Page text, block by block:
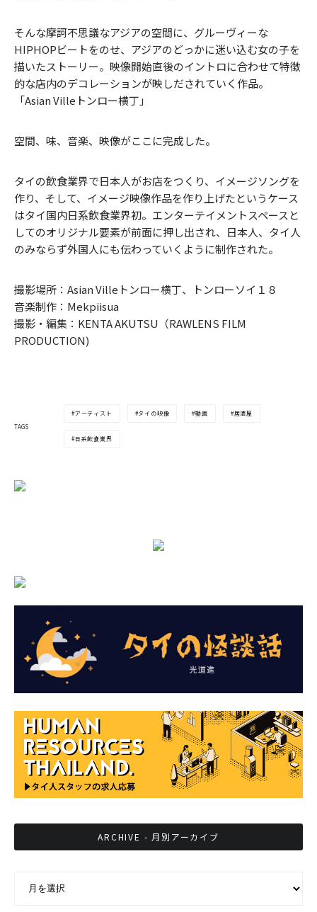
そんな摩訶不思議なアジアの空間に、グルーヴィーな
HIPHOPビートをのせ、アジアのどっかに迷い込む女の子を
描いたストーリー。映像開始直後のイントロに合わせて特徴
的な店内のデコレーションが映しだされていく作品。
「Asian Villeトンロー横丁」
空間、味、音楽、映像がここに完成した。
タイの飲食業界で日本人がお店をつくり、イメージソングを
作り、そして、イメージ映像作品を作り上げたというケース
はタイ国内日系飲食業界初。エンターテイメントスペースと
してのオリジナル要素が前面に押し出され、日本人、タイ人
のみならず外国人にも伝わっていくように制作された。
撮影場所：Asian Villeトンロー横丁、トンローソイ１８
音楽制作：Mekpiisua
撮影・編集：KENTA AKUTSU（RAWLENS FILM
PRODUCTION)
TAGS
アーティスト タイの映像 動画 居酒屋
日系飲食業界
ARCHIVE - 月別アーカイブ